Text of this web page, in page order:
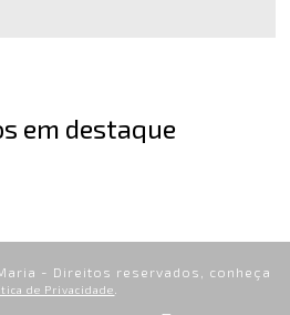
em destaque
- Direitos reservados, conheça
de Privacidade